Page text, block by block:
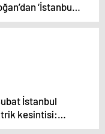
‘İstanbul’
‘Şu anda
bulunan
İstanbul
kesintisi:
ilçelerinde